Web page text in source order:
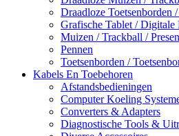
Draadloze Toetsenborden
Grafische Tablet / Digitale
Muizen / Trackball /
Pennen
Toetsenborden /
Kabels En Toebehoren
Afstandsbedieningen
Computer Koeling
Converters & Adapters
Diagnostische Tools &